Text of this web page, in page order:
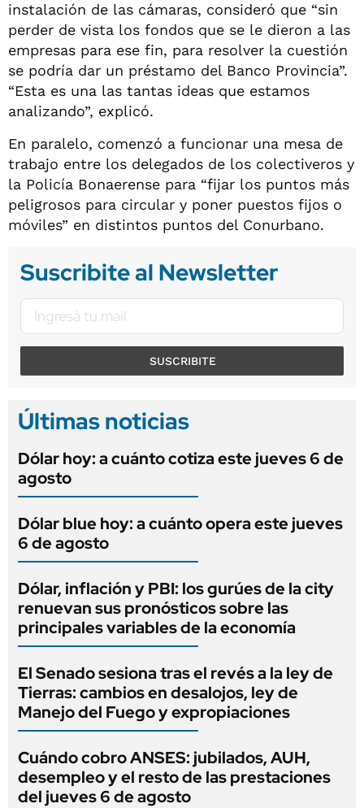
instalación de las cámaras, consideró que “sin
perder de vista los fondos que se le dieron a las
empresas para ese fin, para resolver la cuestión
se podría dar un préstamo del Banco Provincia”.
“Esta es una las tantas ideas que estamos
analizando”, explicó.
En paralelo, comenzó a funcionar una mesa de
trabajo entre los delegados de los colectiveros y
la Policía Bonaerense para “fijar los puntos más
peligrosos para circular y poner puestos fijos o
móviles” en distintos puntos del Conurbano.
Suscribite al Newsletter
SUSCRIBITE
Últimas noticias
Dólar hoy: a cuánto cotiza este jueves 6 de
agosto
Dólar blue hoy: a cuánto opera este jueves
6 de agosto
Dólar, inflación y PBI: los gurúes de la city
renuevan sus pronósticos sobre las
principales variables de la economía
El Senado sesiona tras el revés a la ley de
Tierras: cambios en desalojos, ley de
Manejo del Fuego y expropiaciones
Cuándo cobro ANSES: jubilados, AUH,
desempleo y el resto de las prestaciones
del jueves 6 de agosto